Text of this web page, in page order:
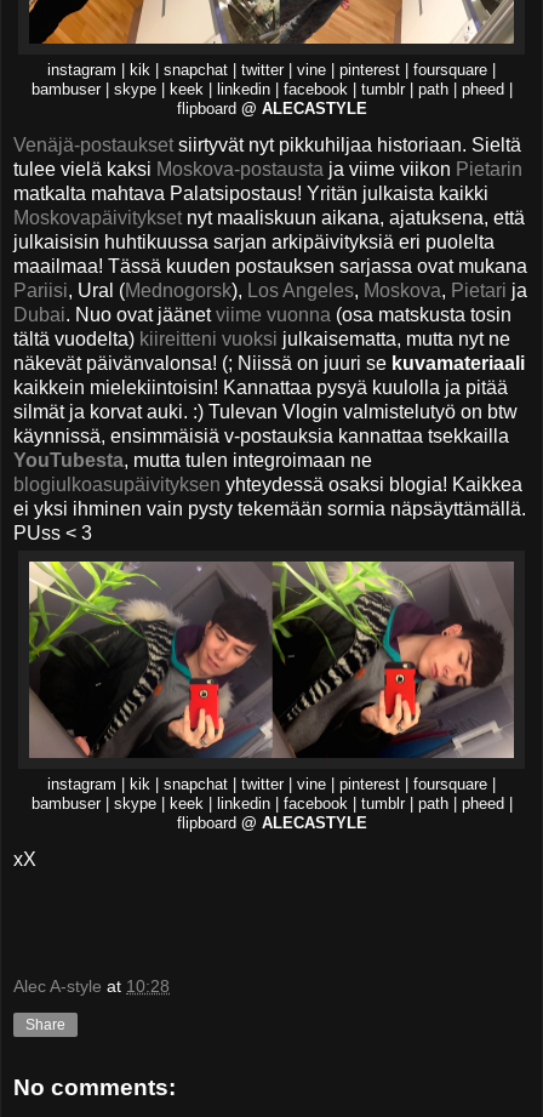
instagram | kik | snapchat | twitter | vine | pinterest | foursquare |
bambuser | skype | keek | linkedin | facebook | tumblr | path | pheed |
flipboard @ ALECASTYLE
Venäjä-postaukset siirtyvät nyt pikkuhiljaa historiaan. Sieltä
tulee vielä kaksi Moskova-postausta ja viime viikon Pietarin
matkalta mahtava Palatsipostaus! Yritän julkaista kaikki
Moskovapäivitykset nyt maaliskuun aikana, ajatuksena, että
julkaisisin huhtikuussa sarjan arkipäivityksiä eri puolelta
maailmaa! Tässä kuuden postauksen sarjassa ovat mukana
Pariisi, Ural (Mednogorsk), Los Angeles, Moskova, Pietari ja
Dubai. Nuo ovat jäänetviime vuonna (osa matskusta tosin
tältä vuodelta) kiireitteni vuoksi julkaisematta, mutta nyt ne
näkevät päivänvalonsa! (; Niissä on juuri se kuvamateriaali
kaikkein mielekiintoisin! Kannattaa pysyä kuulolla ja pitää
silmät ja korvat auki. :) Tulevan Vlogin valmistelutyö on btw
käynnissä, ensimmäisiä v-postauksia kannattaa tsekkailla
YouTubesta, mutta tulen integroimaan ne
blogiulkoasupäivityksen yhteydessä osaksi blogia! Kaikkea
ei yksi ihminen vain pysty tekemään sormia näpsäyttämällä.
PUss < 3
instagram | kik | snapchat | twitter | vine | pinterest | foursquare |
bambuser | skype | keek | linkedin | facebook | tumblr | path | pheed |
flipboard @ ALECASTYLE
xX
Alec A-style at 10:28
Share
No comments: